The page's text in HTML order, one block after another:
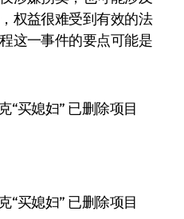
权益很难受到有效的法
这一事件的要点可能是